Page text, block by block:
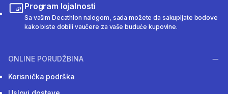
Program lojalnosti
Sa vašim Decathlon nalogom, sada možete da sakupljate bodove
kako biste dobili vaučere za vaše buduće kupovine.
ONLINE PORUDŽBINA
Korisnička podrška